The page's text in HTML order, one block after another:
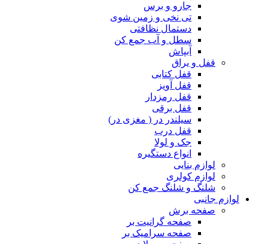
جارو و برس
تی نخی و زمین شوی
دستمال نظافتی
سطل و آب جمع کن
آبپاش
قفل و یراق
قفل کتابی
قفل آویز
قفل رمزدار
قفل برقی
سیلندر در ( مغزی در)
قفل درب
جک و لولا
انواع دستگیره
لوازم بنایی
لوازم کولری
شلنگ و شلنگ جمع کن
لوازم جانبی
صفحه برش
صفحه گرانیت بر
صفحه سرامیک بر